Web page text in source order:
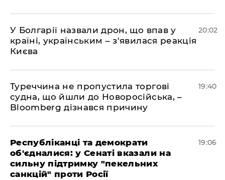
У Болгарії назвали дрон, що впав у
країні, українським – з'явилася реакція
Києва
20:02
Туреччина не пропустила торгові
судна, що йшли до Новоросійська, –
Bloomberg дізнався причину
19:40
Республіканці та демократи
об'єдналися: у Сенаті вказали на
сильну підтримку "пекельних
санкцій" проти Росії
19:06